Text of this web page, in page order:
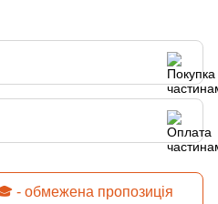
- обмежена пропозиція